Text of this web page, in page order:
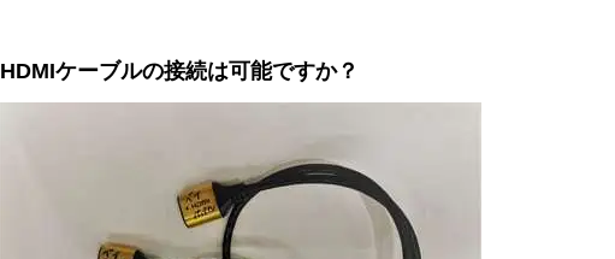
HDMIケーブルの接続は可能ですか？